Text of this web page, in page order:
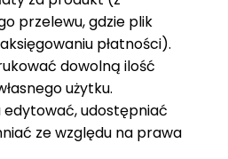
przelewu, gdzie plik
płatności).
dowolną ilość
użytku.
edytować, udostępniać
ze względu na prawa